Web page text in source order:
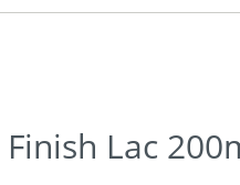
Lac